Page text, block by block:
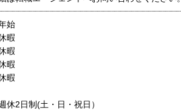
始
暇
暇
暇
暇
休2日制(土・日・祝日）